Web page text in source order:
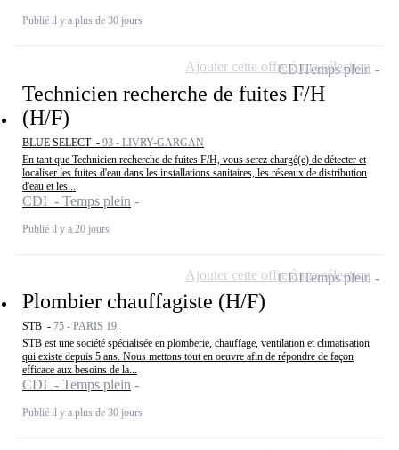
Publié il y a plus de 30 jours
Technicien recherche de fuites F/H
(H/F)
BLUE SELECT - 93 - LIVRY-GARGAN
En tant que Technicien recherche de fuites F/H, vous serez chargé(e) de détecter et
localiser les fuites d'eau dans les installations sanitaires, les réseaux de distribution
d'eau et les...
CDI - Temps plein
Publié il y a 20 jours
CDITemps plein
Ajouter cette offre à ma sélection
Plombier chauffagiste (H/F)
STB - 75 - PARIS 19
STB est une société spécialisée en plomberie, chauffage, ventilation et climatisation
qui existe depuis 5 ans. Nous mettons tout en oeuvre afin de répondre de façon
efficace aux besoins de la...
CDI - Temps plein
Publié il y a plus de 30 jours
CDITemps plein
Ajouter cette offre à ma sélection